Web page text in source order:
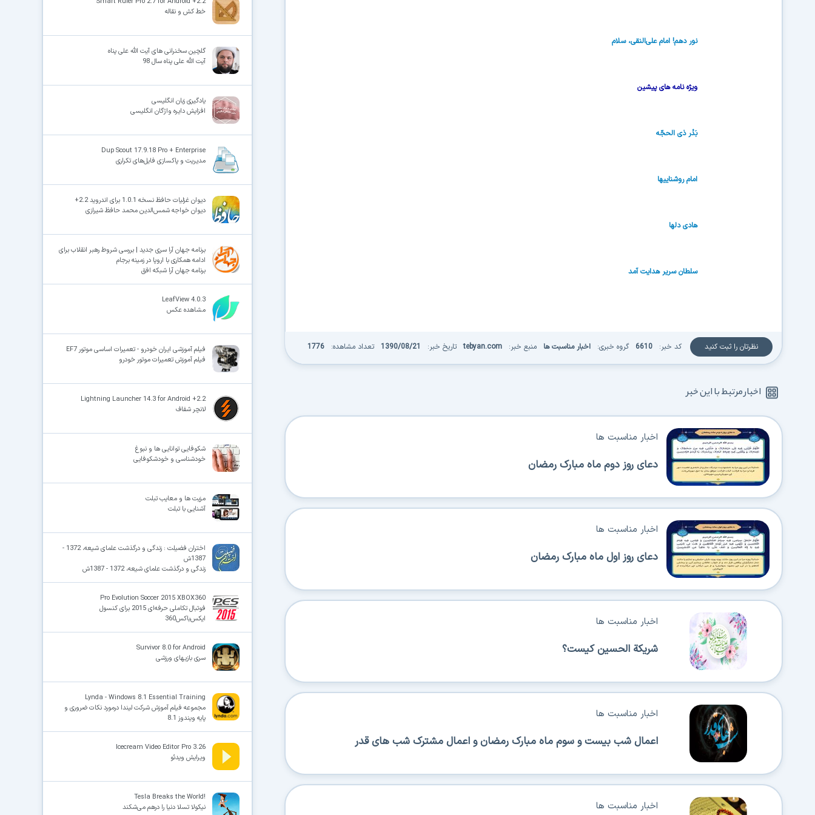
نور دهم! امام علی‌النقی، سلام
ویژه نامه های پیشین
بَدْر ذی الحجّه
امام روشناییها
هادی دلها
سلطان سریر هدایت آمد
نظرتان را ثبت کنید کد خبر: 6610 گروه خبری: اخبار مناسبت ها منبع خبر: tebyan.com تاریخ خبر: 1390/08/21 تعداد مشاهده: 1776
اخبار مرتبط با این خبر
دعای روز دوم ماه مبارک رمضان
اخبار مناسبت ها
دعای روز اول ماه مبارک رمضان
اخبار مناسبت ها
شریکة الحسین کیست؟
اخبار مناسبت ها
اعمال شب بیست و سوم ماه مبارک رمضان و اعمال مشترک شب های قدر
اخبار مناسبت ها
اخبار مناسبت ها
خط کش و نقاله
گلچین سخنرانی های آیت الله علی پناه
آیت الله علی پناه سال 98
یادگیری زبان انگلیسی
افزایش دایره واژگان انگلیسی
Dup Scout 17.9.18 Pro + Enterprise
مدیریت و پاکسازی فایل‌های تکراری
دیوان غزلیات حافظ نسخه 1.0.1 برای اندروید 2.2+
دیوان خواجه شمس‌الدین محمد حافظ شیرازی
برنامه جهان آرا سری جدید | بررسی شروط رهبر انقلاب برای
ادامه همکاری با اروپا در زمینه برجام
برنامه جهان آرا شبکه افق
LeafView 4.0.3
مشاهده عکس
فیلم آموزشی ایران خودرو - تعمیرات اساسی موتور EF7
فیلم آموزش تعمیرات موتور خودرو
Lightning Launcher 14.3 for Android +2.2
لانچر شفاف
شکوفایی توانایی ها و نبوغ
خودشناسی و خودشکوفایی
مزیت ها و معایب تبلت
آشنایی با تبلت
اختران فضیلت : زندگی و درگذشت علمای شیعه، 1372 -
1387ش
زندگی و درگذشت علمای شیعه، 1372 - 1387ش
Pro Evolution Soccer 2015 XBOX360
فوتبال تکاملی حرفه‌ای 2015 برای کنسول
ایکس‌باکس360
Survivor 8.0 for Android
سری بازیهای ورزشی
Lynda - Windows 8.1 Essential Training
مجموعه فیلم آموزش شرکت لیندا درمورد نکات ضروری و
پایه ویندوز 8.1
Icecream Video Editor Pro 3.26
ویرایش ویدئو
!Tesla Breaks the World
نیکولا تسلا دنیا را درهم می‌شکند